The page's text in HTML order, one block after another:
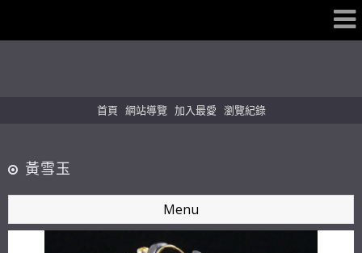
首頁 網站導覽 加入最愛 瀏覽紀錄
黃雪玉
Menu